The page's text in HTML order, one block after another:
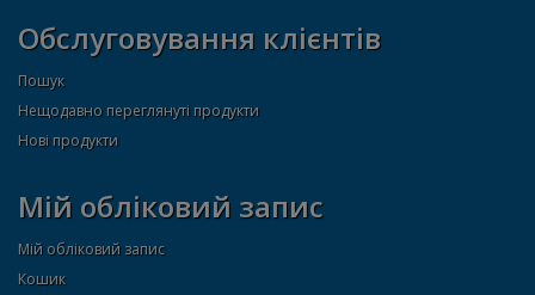
Обслуговування клієнтів
Пошук
Нещодавно переглянуті продукти
Нові продукти
Мій обліковий запис
Мій обліковий запис
Кошик